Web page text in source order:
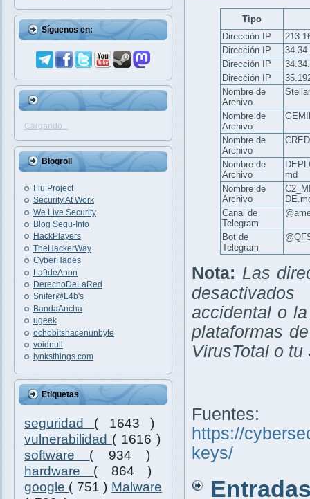
Síguenos en:
Cargando...
Blogroll
Flu Project
Security At Work
We Live Security
Blog Segu-Info
HackPlayers
TheHackerWay
CyberHades
La9deAnon
DerechoDeLaRed
Snifer@L4b's
BandaAncha
ugeek
ochobitshacenunbyte
voidnull
lynksthings.com
Etiquetas
seguridad ( 1643 )
vulnerabilidad ( 1616 )
software ( 934 )
hardware ( 864 )
google ( 751 ) Malware
Tipo
Dirección IP
Dirección IP
Dirección IP
Dirección IP
Nombre de
Archivo
Nombre de
Archivo
Nombre de
Archivo
Nombre de
Archivo
md
Nombre de
Archivo
Canal de
Telegram
Bot de
Telegram
Nota: Las
accidental o
plataformas
VirusTotal o tu
Fuentes:
https://
keys/
Entradas